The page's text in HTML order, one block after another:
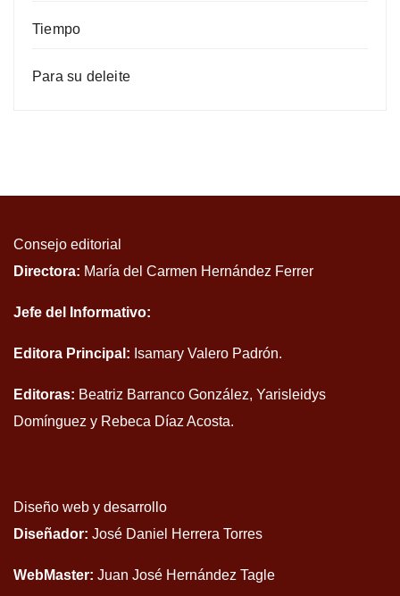
Tiempo
Para su deleite
Consejo editorial
Directora: María del Carmen Hernández Ferrer
Jefe del Informativo:
Editora Principal: Isamary Valero Padrón.
Editoras: Beatriz Barranco González, Yarisleidys
Domínguez y Rebeca Díaz Acosta.
Diseño web y desarrollo
Diseñador: José Daniel Herrera Torres
WebMaster: Juan José Hernández Tagle